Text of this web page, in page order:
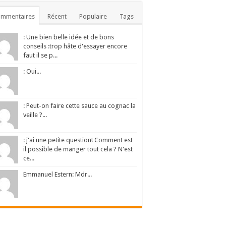
Récent Populaire Tags
: Une bien belle idée et de bons
conseils :trop hâte d'essayer encore
faut il se p...
: Oui...
: Peut-on faire cette sauce au cognac la
veille ?...
: j'ai une petite question! Comment est
il possible de manger tout cela ? N'est
ce...
Emmanuel Estern: Mdr...